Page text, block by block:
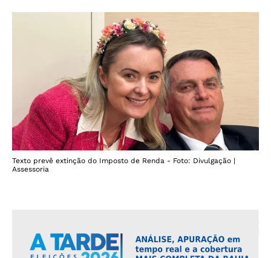
Texto prevê extinção do Imposto de Renda - Foto: Divulgação |
Assessoria